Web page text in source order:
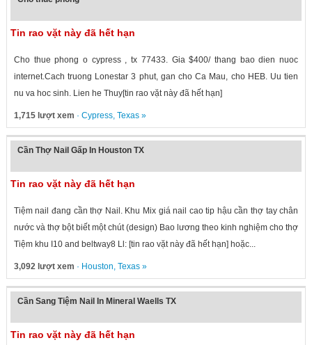
Tin rao vặt này đã hết hạn
Cho thue phong o cypress , tx 77433. Gia $400/ thang bao dien nuoc
internet.Cach truong Lonestar 3 phut, gan cho Ca Mau, cho HEB. Uu tien
nu va hoc sinh. Lien he Thuy[tin rao vặt này đã hết hạn]
1,715 lượt xem · Cypress, Texas»
Cần Thợ Nail Gấp In Houston TX
Tin rao vặt này đã hết hạn
Tiệm nail đang cần thợ Nail. Khu Mix giá nail cao tip hậu cần thợ tay chân
nước và thợ bột biết một chút (design) Bao lương theo kinh nghiệm cho thợ
Tiệm khu I10 and beltway8 Ll: [tin rao vặt này đã hết hạn] hoặc...
3,092 lượt xem · Houston, Texas»
Cần Sang Tiệm Nail In Mineral Waells TX
Tin rao vặt này đã hết hạn